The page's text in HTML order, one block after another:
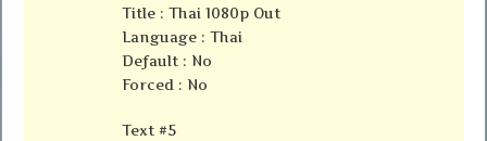
Title : Thai 1080p Out
Language : Thai
Default : No
Forced : No
Text #5